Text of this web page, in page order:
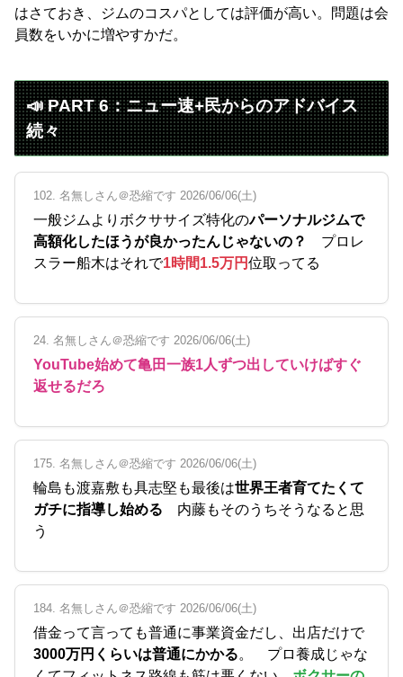
はさておき、ジムのコスパとしては評価が高い。問題は会
員数をいかに増やすかだ。
📣 PART 6：ニュー速+民からのアドバイス
続々
102. 名無しさん＠恐縮です 2026/06/06(土)
一般ジムよりボクササイズ特化のパーソナルジムで
高額化したほうが良かったんじゃないの？
プロレ
スラー船木はそれで1時間1.5万円位取ってる
24. 名無しさん＠恐縮です 2026/06/06(土)
YouTube始めて亀田一族1人ずつ出していけばすぐ
返せるだろ
175. 名無しさん＠恐縮です 2026/06/06(土)
輪島も渡嘉敷も具志堅も最後は世界王者育てたくて
ガチに指導し始める 内藤もそのうちそうなると思
う
184. 名無しさん＠恐縮です 2026/06/06(土)
借金って言っても普通に事業資金だし、出店だけで
3000万円くらいは普通にかかる。 プロ養成じゃな